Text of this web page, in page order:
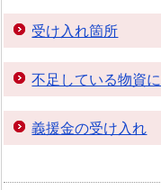
受け入れ箇所
不足している物資
義援金の受け入れ